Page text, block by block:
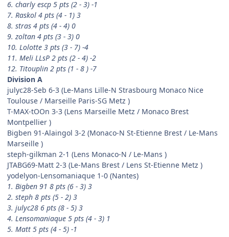
6. charly escp 5 pts (2 - 3) -1
7. Raskol 4 pts (4 - 1) 3
8. stras 4 pts (4 - 4) 0
9. zoltan 4 pts (3 - 3) 0
10. Lolotte 3 pts (3 - 7) -4
11. Meli LLsP 2 pts (2 - 4) -2
12. Titouplin 2 pts (1 - 8 ) -7
Division A
julyc28-Seb 6-3 (Le-Mans Lille-N Strasbourg Monaco Nice
Toulouse / Marseille Paris-SG Metz )
T-MAX-tOOn 3-3 (Lens Marseille Metz / Monaco Brest
Montpellier )
Bigben 91-Alaingol 3-2 (Monaco-N St-Etienne Brest / Le-Mans
Marseille )
steph-gilkman 2-1 (Lens Monaco-N / Le-Mans )
JTABG69-Matt 2-3 (Le-Mans Brest / Lens St-Etienne Metz )
yodelyon-Lensomaniaque 1-0 (Nantes)
1. Bigben 91 8 pts (6 - 3) 3
2. steph 8 pts (5 - 2) 3
3. julyc28 6 pts (8 - 5) 3
4. Lensomaniaque 5 pts (4 - 3) 1
5. Matt 5 pts (4 - 5) -1